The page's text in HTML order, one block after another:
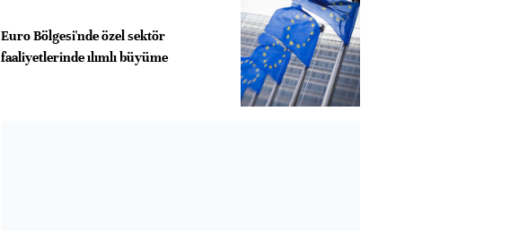
Euro Bölgesi'nde özel sektör
faaliyetlerinde ılımlı büyüme